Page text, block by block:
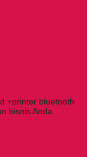
+printer bluetooth
bisnis Anda